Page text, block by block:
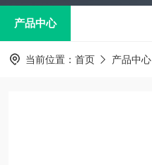
产品中心
当前位置： 首页 产品中心